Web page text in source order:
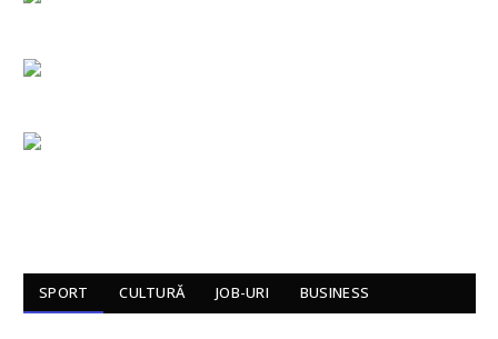
SPORT CULTURĂ JOB-URI BUSINESS